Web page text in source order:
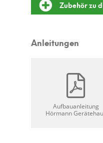
Zubehör zu
Anleitungen
Aufbauanleitung
Hörmann